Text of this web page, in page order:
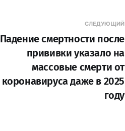
СЛЕДУЮЩИЙ
Падение смертности после
прививки указало на
массовые смерти от
коронавируса даже в 2025
году